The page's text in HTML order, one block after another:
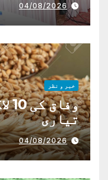
04/08/2026
خبر و نظر
تیاری
04/08/2026